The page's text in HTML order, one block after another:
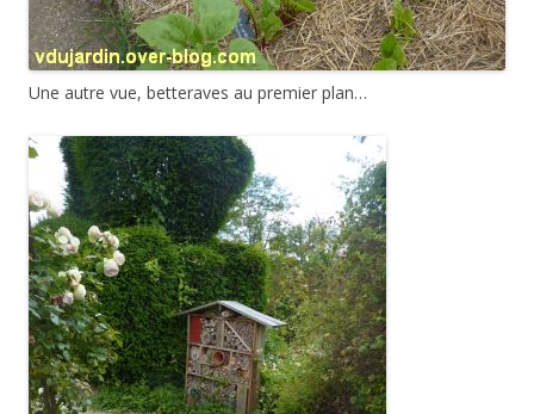
Une autre vue, betteraves au premier plan…